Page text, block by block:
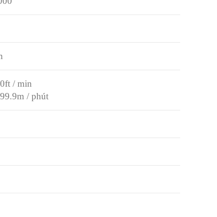
/ min
/ phút